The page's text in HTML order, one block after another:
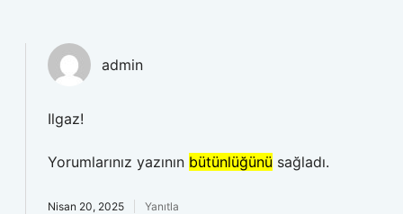
admin
Ilgaz!
Yorumlarınız yazının bütünlüğünü sağladı.
Nisan 20, 2025 Yanıtla